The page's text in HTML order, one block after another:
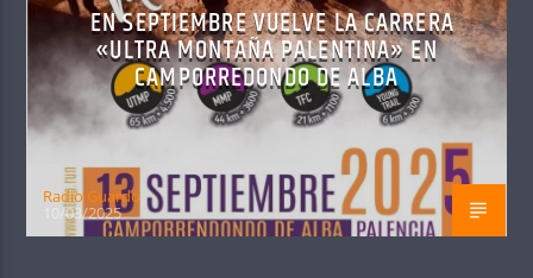
EN SEPTIEMBRE VUELVE LA CARRERA
«ULTRA MONTAÑA PALENTINA» EN
CAMPORREDONDO DE ALBA
Radio Guardo
10/03/2025